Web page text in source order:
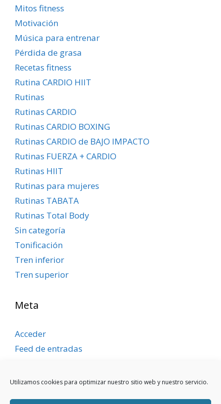
Utilizamos cookies para optimizar nuestro sitio web y nuestro servicio.
Mitos fitness
Motivación
Música para entrenar
Pérdida de grasa
Recetas fitness
Rutina CARDIO HIIT
Rutinas
Rutinas CARDIO
Rutinas CARDIO BOXING
Rutinas CARDIO de BAJO IMPACTO
Rutinas FUERZA + CARDIO
Rutinas HIIT
Rutinas para mujeres
Rutinas TABATA
Rutinas Total Body
Sin categoría
Tonificación
Tren inferior
Tren superior
Meta
Acceder
Feed de entradas
WordPress.org